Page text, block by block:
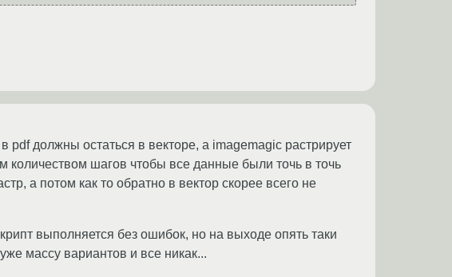
должны остаться в векторе, а imagemagic растрирует
шагов чтобы все данные были точь в точь
а потом как то обратно в вектор скорее всего не
выполняется без ошибок, но на выходе опять таки
массу вариантов и все никак...